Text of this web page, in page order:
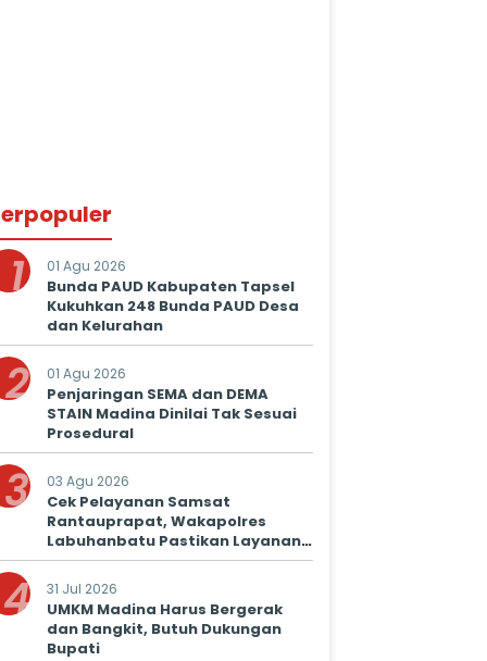
1 01 Agu 2026
Bunda PAUD Kabupaten Tapsel
Kukuhkan 248 Bunda PAUD Desa
dan Kelurahan
2 01 Agu 2026
Penjaringan SEMA dan DEMA
STAIN Madina Dinilai Tak Sesuai
Prosedural
3 03 Agu 2026
Cek Pelayanan Samsat
Rantauprapat, Wakapolres
Labuhanbatu Pastikan Layanan
Prima untuk Masyarakat
4 31 Jul 2026
UMKM Madina Harus Bergerak
dan Bangkit, Butuh Dukungan
Bupati